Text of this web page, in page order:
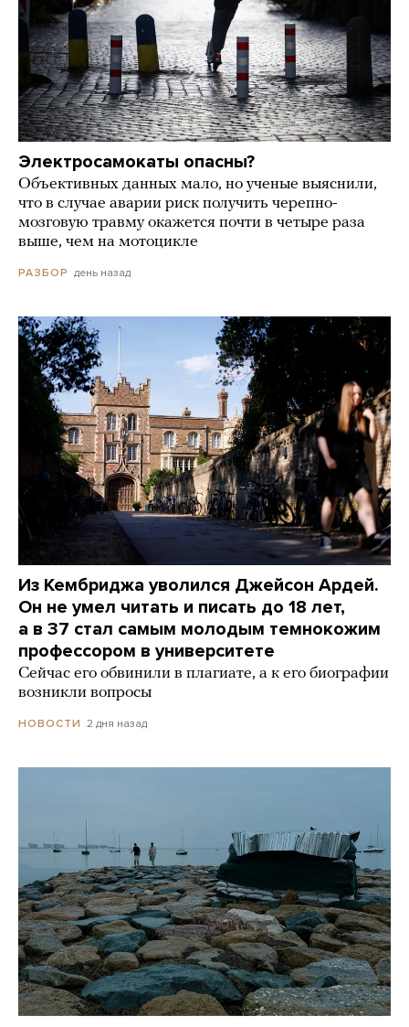
Электросамокаты опасны?
Объективных данных мало, но ученые выяснили,
что в случае аварии риск получить черепно-
мозговую травму окажется почти в четыре раза
выше, чем на мотоцикле
РАЗБОР день назад
Из Кембриджа уволился Джейсон Ардей.
Он не умел читать и писать до 18 лет,
а в 37 стал самым молодым темнокожим
профессором в университете
Сейчас его обвинили в плагиате, а к его биографии
возникли вопросы
НОВОСТИ 2 дня назад